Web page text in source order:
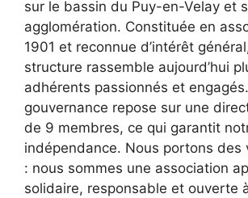
sur le bassin du Puy-en-Velay et
agglomération. Constituée en
1901 et reconnue d’intérêt
structure rassemble aujourd’hui
adhérents passionnés et
gouvernance repose sur une
de 9 membres, ce qui garantit
indépendance. Nous portons des
: nous sommes une association
solidaire, responsable et ouverte